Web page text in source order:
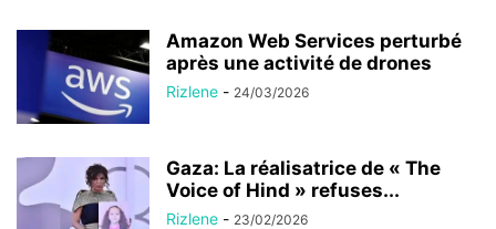
Amazon Web Services perturbé
après une activité de drones
Rizlene - 24/03/2026
Gaza: La réalisatrice de « The
Voice of Hind » refuses...
Rizlene - 23/02/2026